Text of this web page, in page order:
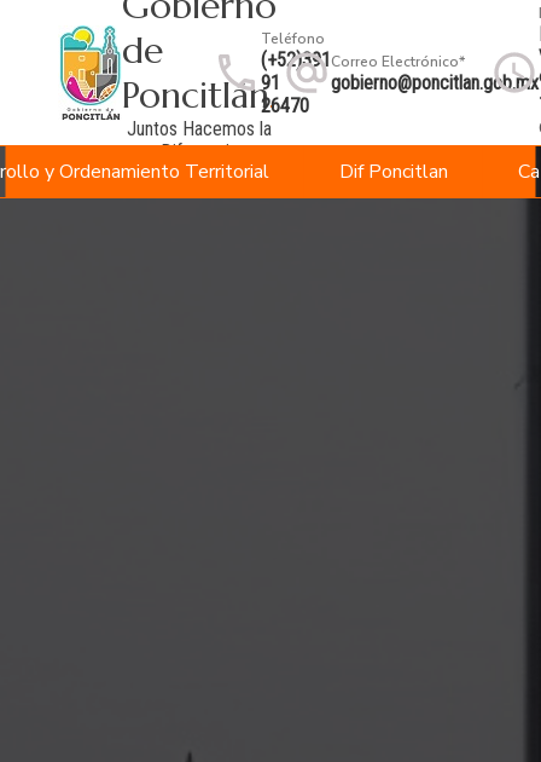
de
Poncitlán.
Juntos Hacemos la
Diferencia
Teléfono
(+52)391
91
26470
Correo Electrónico*
gobierno@poncitlan.gob.mx
y Ordenamiento Territorial
Dif Poncitlan